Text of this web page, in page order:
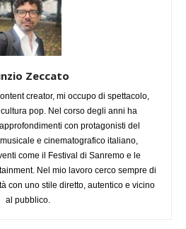
Zeccato
creator, mi occupo di spettacolo,
pop. Nel corso degli anni ha
con protagonisti del
e cinematografico italiano,
come il Festival di Sanremo e le
Nel mio lavoro cerco sempre di
con uno stile diretto, autentico e vicino
al pubblico.